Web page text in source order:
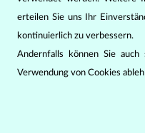
1, VVS 2 (Very Very Slightly
VS 2
(Very Slightly Included)
SI 2
I2, I3
(Included), in Tschechien
sind.
weißen bis gelben
erteilen Sie uns Ihr
kontinuierlich zu verbessern.
Andernfalls können Sie
Verwendung von Cookies